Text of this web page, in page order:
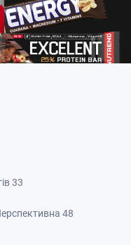
33
48